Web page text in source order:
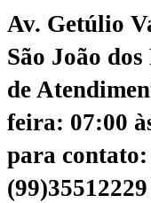
Av. Getúlio
São João
de
feira: 07:00
para contato:
(99)35512229